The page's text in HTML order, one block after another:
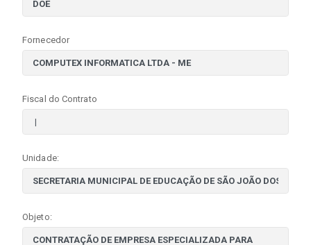
Fornecedor
Fiscal do Contrato
Unidade:
Objeto: